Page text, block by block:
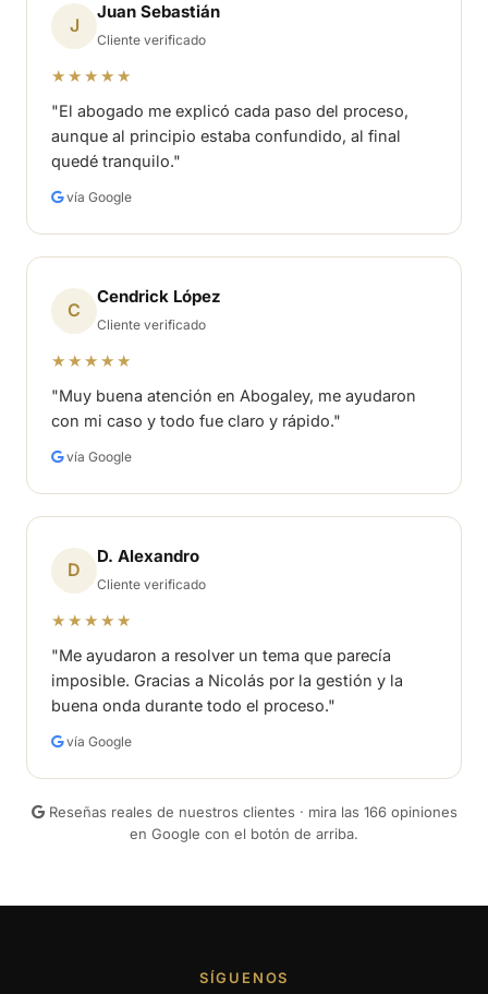
J
Juan Sebastián
Cliente verificado
★★★★★
"El abogado me explicó cada paso del proceso,
aunque al principio estaba confundido, al final
quedé tranquilo."
vía Google
C
Cendrick López
Cliente verificado
★★★★★
"Muy buena atención en Abogaley, me ayudaron
con mi caso y todo fue claro y rápido."
vía Google
D
D. Alexandro
Cliente verificado
★★★★★
"Me ayudaron a resolver un tema que parecía
imposible. Gracias a Nicolás por la gestión y la
buena onda durante todo el proceso."
vía Google
Reseñas reales de nuestros clientes · mira las 166 opiniones
en Google con el botón de arriba.
SÍGUENOS